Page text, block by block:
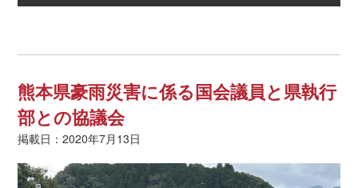
熊本県豪雨災害に係る国会議員と県執行
部との協議会
掲載日：2020年7月13日